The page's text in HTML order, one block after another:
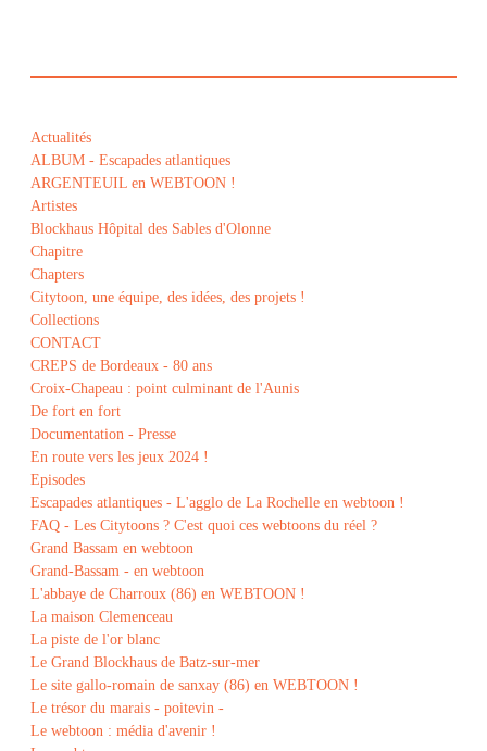
Actualités
ALBUM - Escapades atlantiques
ARGENTEUIL en WEBTOON !
Artistes
Blockhaus Hôpital des Sables d'Olonne
Chapitre
Chapters
Citytoon, une équipe, des idées, des projets !
Collections
CONTACT
CREPS de Bordeaux - 80 ans
Croix-Chapeau : point culminant de l'Aunis
De fort en fort
Documentation - Presse
En route vers les jeux 2024 !
Episodes
Escapades atlantiques - L'agglo de La Rochelle en webtoon !
FAQ - Les Citytoons ? C'est quoi ces webtoons du réel ?
Grand Bassam en webtoon
Grand-Bassam - en webtoon
L'abbaye de Charroux (86) en WEBTOON !
La maison Clemenceau
La piste de l'or blanc
Le Grand Blockhaus de Batz-sur-mer
Le site gallo-romain de sanxay (86) en WEBTOON !
Le trésor du marais - poitevin -
Le webtoon : média d'avenir !